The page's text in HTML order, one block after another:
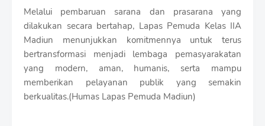
Melalui pembaruan sarana dan prasarana yang
dilakukan secara bertahap, Lapas Pemuda Kelas IIA
Madiun menunjukkan komitmennya untuk terus
bertransformasi menjadi lembaga pemasyarakatan
yang modern, aman, humanis, serta mampu
memberikan pelayanan publik yang semakin
berkualitas.(Humas Lapas Pemuda Madiun)